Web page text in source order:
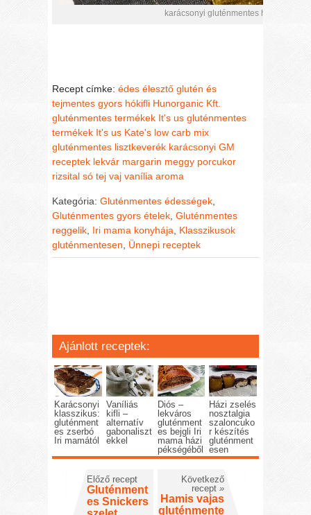
karácsonyi gluténmentes hókifli
Recept címke:édes élesztő glutén és
tejmentes gyors hókifli Hunorganic Kft.
gluténmentes termékek It's us gluténmentes
termékek It's us Kate's low carb mix
gluténmentes lisztkeverék karácsonyi GM
receptek lekvár margarin meggy porcukor
rizsital só tej vaj vanília aroma
Kategória:Gluténmentes édességek
Gluténmentes gyors ételek ,Gluténmentes
reggelik Iri mama konyhája
Klasszikusok
gluténmentesen
Ünnepi receptek
Ajánlott receptek:
Karácsonyi
klasszikus:
gluténment
es zserbó
Iri mamától
Vaníliás
kifli –
alternatív
gabonaliszt
ekkel
Diós –
lekváros
gluténment
es bejgli Iri
mama házi
pékségéből
Házi zselés
nosztalgia
szaloncuko
r készítés
gluténment
esen
Előző recept
Gluténment
es Snickers
Következő
recept »
Hamis vajas
gluténmente